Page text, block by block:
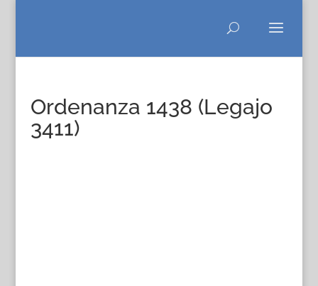
Ordenanza 1438 (Legajo
3411)